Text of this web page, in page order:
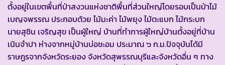
ตั้งอยู่ในเขตพื้นที่ป่าสงวนแห่งชาติพื้นที่ส่วนใหญ่โดยรอบเป็นป่าไม้
เบญจพรรณ ประกอบด้วย ไม้มะค่า ไม้พยุง ไม้ตะแบก ไม้กระบก
นายสุชิน เจริญสุข เป็นผู้ใหญ่ บ้านที่ทำการผู้ใหญ่บ้านตั้งอยู่ที่บ้าน
เนินจำปา ห่างจากหมู่บ้านบ่อชะอม ประมาณ ๖ ก.ม.ปัจจุบันได้มี
ราษฏรจากจังหวัดระยอง จังหวัดสุพรรณบุรีและจังหวัดอื่น ๆ ทาง